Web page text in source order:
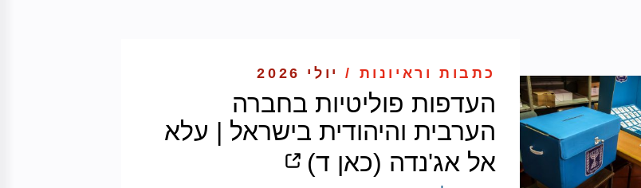
כתבות וראיונות / יולי 2026
העדפות פוליטיות בחברה
הערבית והיהודית בישראל | עלא
אל אג'נדה (כאן ד)